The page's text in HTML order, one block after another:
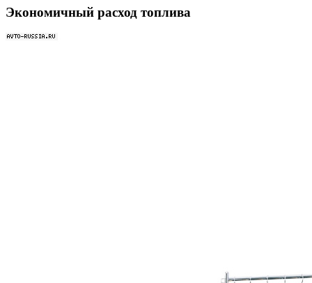
Экономичный расход топлива